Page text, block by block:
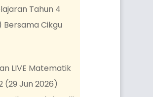
Tahun 4
Bersama Cikgu
LIVE Matematik
(29 Jun 2026)